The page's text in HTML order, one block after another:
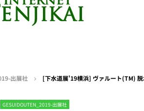
出展社 [下水道展'19横浜] ヴァルート(TM)
GESUIDOUTEN_2019-出展社